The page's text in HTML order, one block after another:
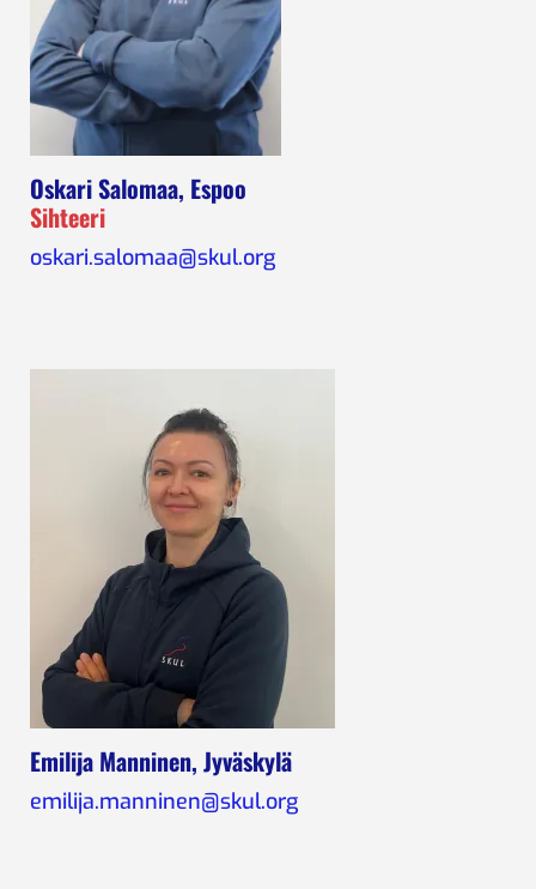
Oskari Salomaa, Espoo
Sihteeri
oskari.salomaa@skul.org
Emilija Manninen, Jyväskylä
emilija.manninen@skul.org